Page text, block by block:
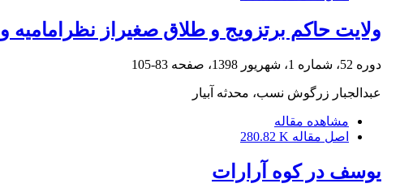
ولایت حاکم برتزویج و طلاق صغیراز
دوره 52، شماره 1، شهریور 1398، صفحه 83-105
عبدالجبار زرگوش نسب، محدثه آبیار
مشاهده مقاله
اصل مقاله 280.82 K
یوسف در کوه آرارات